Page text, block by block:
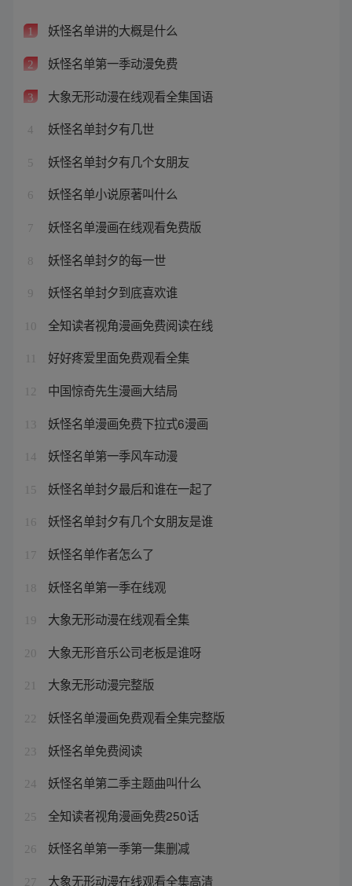
1 妖怪名单讲的大概是什么
2 妖怪名单第一季动漫免费
3 大象无形动漫在线观看全集国语
4 妖怪名单封夕有几世
5 妖怪名单封夕有几个女朋友
6 妖怪名单小说原著叫什么
7 妖怪名单漫画在线观看免费版
8 妖怪名单封夕的每一世
9 妖怪名单封夕到底喜欢谁
10 全知读者视角漫画免费阅读在线
好好疼爱里面免费观看全集
12 中国惊奇先生漫画大结局
13 妖怪名单漫画免费下拉式6漫画
14 妖怪名单第一季风车动漫
15 妖怪名单封夕最后和谁在一起了
16 妖怪名单封夕有几个女朋友是谁
17 妖怪名单作者怎么了
18 妖怪名单第一季在线观
19 大象无形动漫在线观看全集
20 大象无形音乐公司老板是谁呀
21 大象无形动漫完整版
22 妖怪名单漫画免费观看全集完整版
23 妖怪名单免费阅读
24 妖怪名单第二季主题曲叫什么
25 全知读者视角漫画免费250话
26 妖怪名单第一季第一集删减
27 大象无形动漫在线观看全集高清